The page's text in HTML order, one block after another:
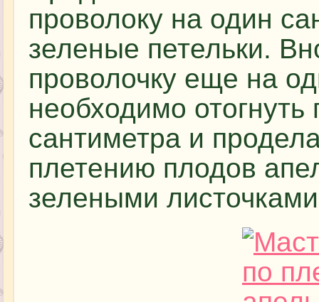
проволоку на один
зеленые петельки.
проволочку еще на
необходимо отогнуть
сантиметра и
плетению плодов
зелеными